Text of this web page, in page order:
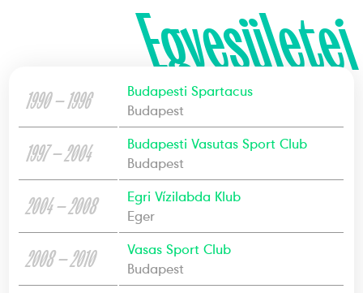
Egyesületei
1990 — 1996
Budapesti Spartacus
Budapest
1997 — 2004
Budapesti Vasutas Sport Club
Budapest
2004 — 2008
Egri Vízilabda Klub
Eger
2008 — 2010
Vasas Sport Club
Budapest